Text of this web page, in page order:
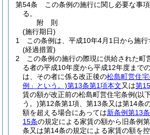
第54条
この条例の施行に関し必要な事
る。
附 則
(施行期日)
1
この条例は、平成10年4月1日から施行
(経過措置)
2
この条例の施行の際現に供給された町
る者の平成10年度から平成12年度まで
は、その者に係る改正後の松島町営住宅
例」という。)第13条第1項本文又は第
賃の額が改正前の松島町営住宅条例(以
う。)第12条第1項、第13条又は第14条
額を超える場合にあっては新条例第13
15条の規定による家賃の額から旧条例
条又は第14条の規定による家賃の額を